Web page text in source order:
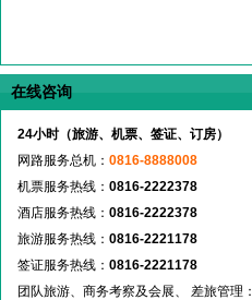
在线咨询
24小时（旅游、机票、签证、订房）
网路服务总机： 0816-8888008
机票服务热线： 0816-2222378
酒店服务热线： 0816-2222378
旅游服务热线： 0816-2221178
签证服务热线： 0816-2221178
团队旅游、商务考察及会展、 差旅管理：